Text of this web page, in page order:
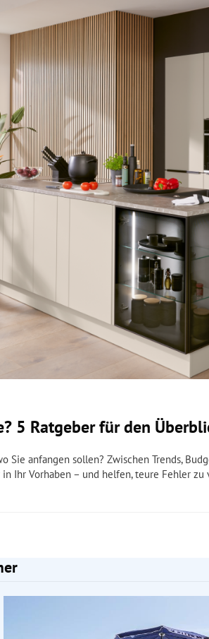
5 Ratgeber für den
Sie anfangen sollen? Zwischen Trends,
Ihr Vorhaben – und helfen, teure Fehler zu